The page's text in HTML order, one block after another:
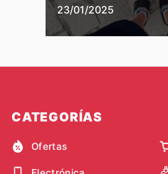
23/01/2025
CATEGORÍAS
Ofertas